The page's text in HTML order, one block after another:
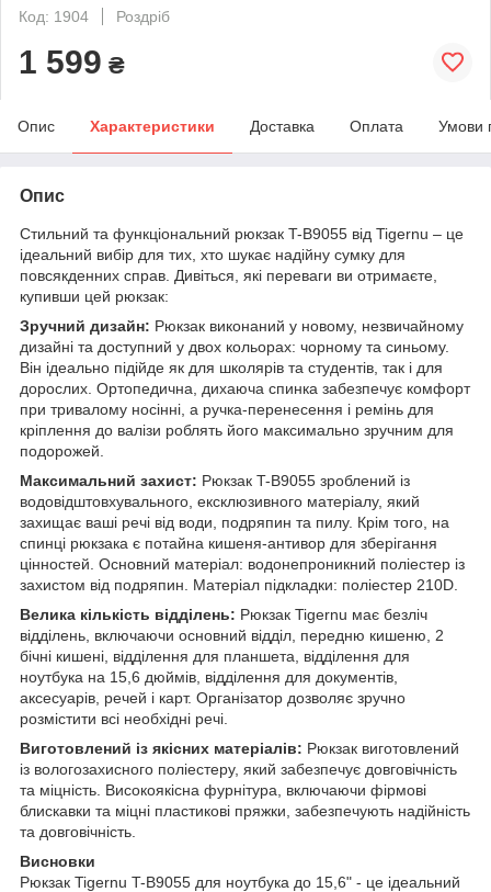
Код: 1904
Роздріб
1 599 ₴
Опис Характеристики Доставка Оплата Умови
Опис
Стильний та функціональний рюкзак T-B9055 від Tigernu – це
ідеальний вибір для тих, хто шукає надійну сумку для
повсякденних справ. Дивіться, які переваги ви отримаєте,
купивши цей рюкзак:
Зручний дизайн: Рюкзак виконаний у новому, незвичайному
дизайні та доступний у двох кольорах: чорному та синьому.
Він ідеально підійде як для школярів та студентів, так і для
дорослих. Ортопедична, дихаюча спинка забезпечує комфорт
при тривалому носінні, а ручка-перенесення і ремінь для
кріплення до валізи роблять його максимально зручним для
подорожей.
Максимальний захист: Рюкзак T-B9055 зроблений із
водовідштовхувального, ексклюзивного матеріалу, який
захищає ваші речі від води, подряпин та пилу. Крім того, на
спинці рюкзака є потайна кишеня-антивор для зберігання
цінностей. Основний матеріал: водонепроникний поліестер із
захистом від подряпин. Матеріал підкладки: поліестер 210D.
Велика кількість відділень: Рюкзак Tigernu має безліч
відділень, включаючи основний відділ, передню кишеню, 2
бічні кишені, відділення для планшета, відділення для
ноутбука на 15,6 дюймів, відділення для документів,
аксесуарів, речей і карт. Організатор дозволяє зручно
розмістити всі необхідні речі.
Виготовлений із якісних матеріалів: Рюкзак виготовлений
із вологозахисного поліестеру, який забезпечує довговічність
та міцність. Високоякісна фурнітура, включаючи фірмові
блискавки та міцні пластикові пряжки, забезпечують надійність
та довговічність.
Висновки
Рюкзак Tigernu T-B9055 для ноутбука до 15,6" - це ідеальний